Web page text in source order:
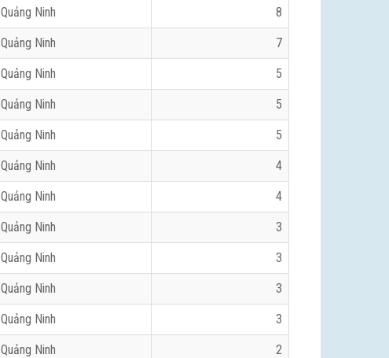
Quảng Ninh 8
Quảng Ninh 7
Quảng Ninh 5
Quảng Ninh 5
Quảng Ninh 5
Quảng Ninh 4
Quảng Ninh 4
Quảng Ninh 3
Quảng Ninh 3
Quảng Ninh 3
Quảng Ninh 3
Quảng Ninh 2